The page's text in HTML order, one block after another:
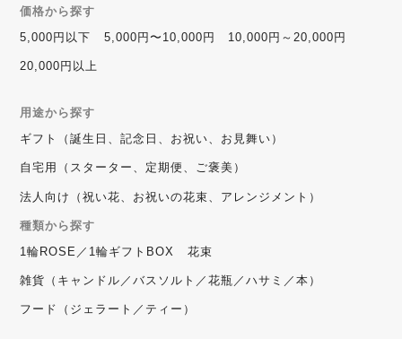
価格から探す
5,000円以下
5,000円〜10,000円 10,000円～20,000円
20,000円以上
用途から探す
ギフト（誕生日、記念日、お祝い、お見舞い）
自宅用（スターター、定期便、ご褒美）
法人向け（祝い花、お祝いの花束、アレンジメント）
種類から探す
1輪ROSE／1輪ギフトBOX
花束
雑貨（キャンドル／バスソルト／花瓶／ハサミ／本）
フード（ジェラート／ティー）